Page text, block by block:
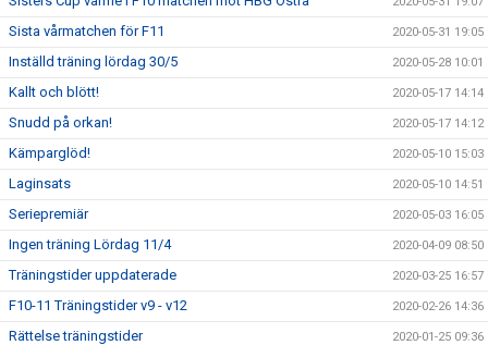
Sista vårmatchen för F11 2020-05-31 19:05
Inställd träning lördag 30/5 2020-05-28 10:01
Kallt och blött! 2020-05-17 14:14
Snudd på orkan! 2020-05-17 14:12
Kämparglöd! 2020-05-10 15:03
Laginsats 2020-05-10 14:51
Seriepremiär 2020-05-03 16:05
Ingen träning Lördag 11/4 2020-04-09 08:50
Träningstider uppdaterade 2020-03-25 16:57
F10-11 Träningstider v9 - v12 2020-02-26 14:36
Rättelse träningstider 2020-01-25 09:36